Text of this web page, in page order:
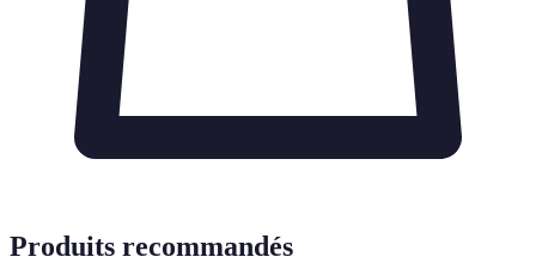
Produits recommandés